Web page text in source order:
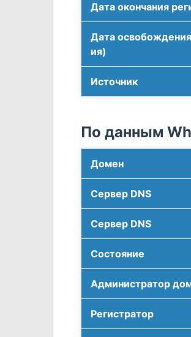
Дата окончания
Дата
ия)
Источник
По данным
Домен
Сервер DNS
Сервер DNS
Соcтояние
Администратор
Регистратор